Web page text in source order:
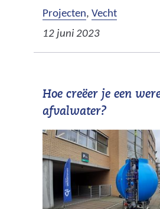
Projecten, Vecht
12 juni 2023
Hoe creëer je een
afvalwater?